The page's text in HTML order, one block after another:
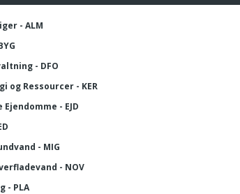
- ALM
- DFO
og Ressourcer - KER
Ejendomme - EJD
- MIG
- NOV
- PLA